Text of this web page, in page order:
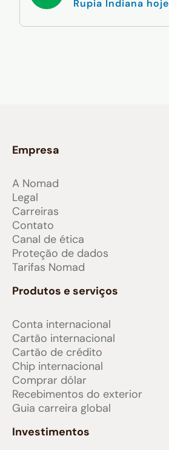
Rupia Indiana hoje
Empresa
A Nomad
Legal
Carreiras
Contato
Canal de ética
Proteção de dados
Tarifas Nomad
Produtos e serviços
Conta internacional
Cartão internacional
Cartão de crédito
Chip internacional
Comprar dólar
Recebimentos do exterior
Guia carreira global
Investimentos